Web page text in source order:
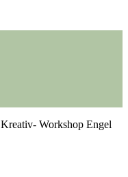
Kreativ- Workshop Engel